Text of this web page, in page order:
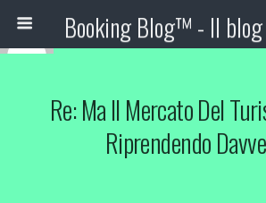
Re: Ma Il Mercato Del
Riprendendo